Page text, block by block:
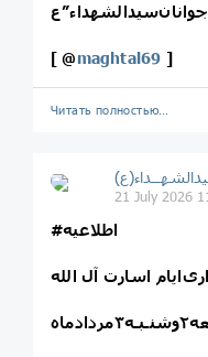
[@maghtal69 ]
Читать полностью…
21 July 2026
#اطلاعیه
اسارت آل الله